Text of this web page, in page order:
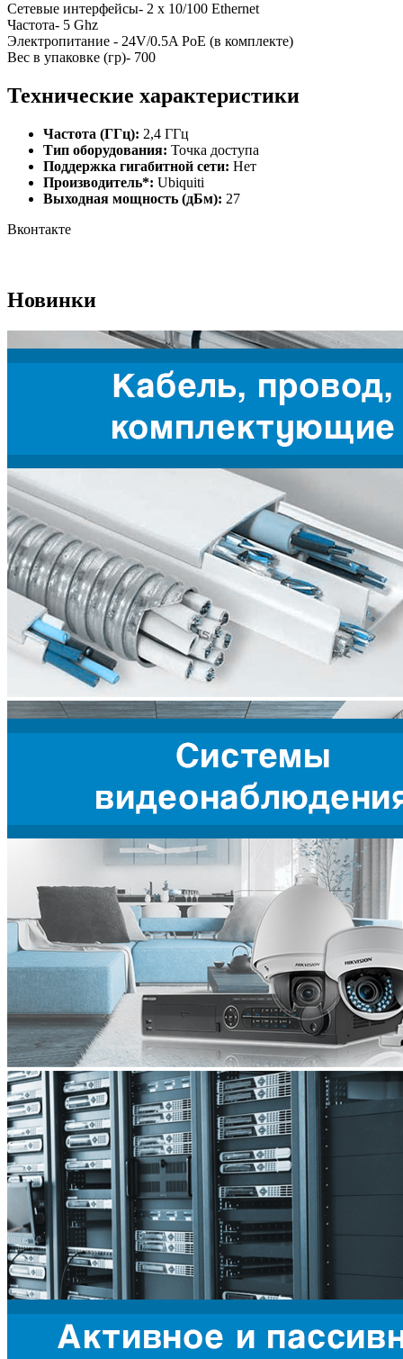
Сетевые интерфейсы- 2 x 10/100 Ethernet
Частота- 5 Ghz
Электропитание - 24V/0.5A PoE (в комплекте)
Вес в упаковке (гр)- 700
Технические характеристики
Частота (ГГц): 2,4 ГГц
Тип оборудования: Точка доступа
Поддержка гигабитной сети: Нет
Производитель*: Ubiquiti
Выходная мощность (дБм): 27
Вконтакте
Новинки